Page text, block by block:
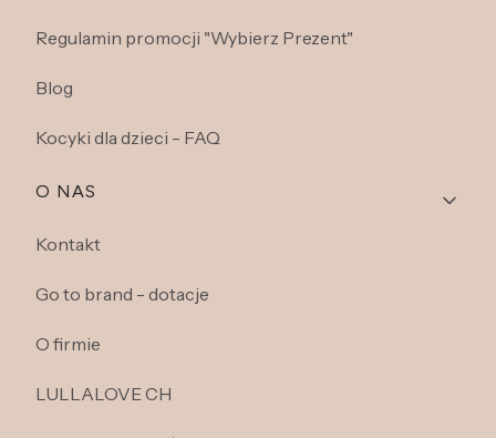
Regulamin promocji "Wybierz Prezent"
Blog
Kocyki dla dzieci - FAQ
O NAS
Kontakt
Go to brand - dotacje
O firmie
LULLALOVE CH